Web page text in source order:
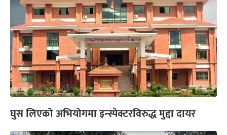
घुस लिएको अभियोगमा इन्स्पेक्टरविरुद्ध मुद्दा दायर